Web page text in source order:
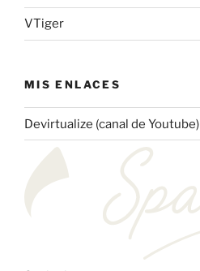
VTiger
MIS ENLACES
Devirtualize (canal de Youtube)